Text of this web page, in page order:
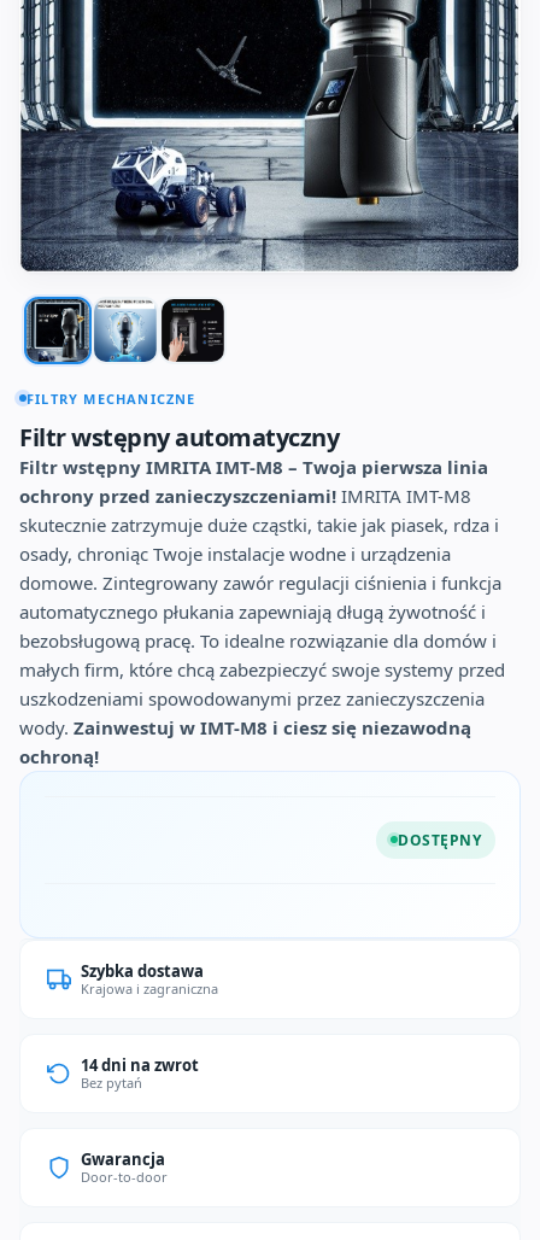
FILTRY MECHANICZNE
Filtr wstępny automatyczny
Filtr wstępny IMRITA IMT-M8 – Twoja pierwsza linia
ochrony przed zanieczyszczeniami! IMRITA IMT-M8
skutecznie zatrzymuje duże cząstki, takie jak piasek, rdza i
osady, chroniąc Twoje instalacje wodne i urządzenia
domowe. Zintegrowany zawór regulacji ciśnienia i funkcja
automatycznego płukania zapewniają długą żywotność i
bezobsługową pracę. To idealne rozwiązanie dla domów i
małych firm, które chcą zabezpieczyć swoje systemy przed
uszkodzeniami spowodowanymi przez zanieczyszczenia
wody. Zainwestuj w IMT-M8 i ciesz się niezawodną
ochroną!
DOSTĘPNY
Szybka dostawa
Krajowa i zagraniczna
14 dni na zwrot
Bez pytań
Gwarancja
Door-to-door